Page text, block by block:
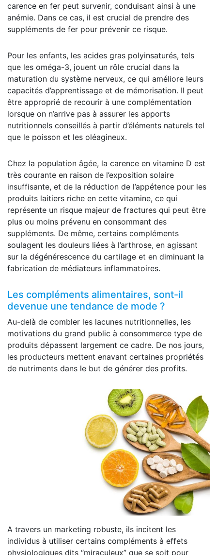
carence en fer peut survenir, conduisant ainsi à une
anémie. Dans ce cas, il est crucial de prendre des
suppléments de fer pour prévenir ce risque.
Pour les enfants, les acides gras polyinsaturés, tels
que les oméga-3, jouent un rôle crucial dans la
maturation du système nerveux, ce qui améliore leurs
capacités d’apprentissage et de mémorisation. Il peut
être approprié de recourir à une complémentation
lorsque on n’arrive pas à assurer les apports
nutritionnels conseillés à partir d’éléments naturels tel
que le poisson et les oléagineux.
Chez la population âgée, la carence en vitamine D est
très courante en raison de l’exposition solaire
insuffisante, et de la réduction de l’appétence pour les
produits laitiers riche en cette vitamine, ce qui
représente un risque majeur de fractures qui peut être
plus ou moins prévenu en consommant des
suppléments. De même, certains compléments
soulagent les douleurs liées à l’arthrose, en agissant
sur la dégénérescence du cartilage et en diminuant la
fabrication de médiateurs inflammatoires.
Les compléments alimentaires, sont-il
devenue une tendance de mode ?
Au-delà de combler les lacunes nutritionnelles, les
motivations du grand public à consommerce type de
produits dépassent largement ce cadre. De nos jours,
les producteurs mettent enavant certaines propriétés
de nutriments dans le but de générer des profits.
A travers un marketing robuste, ils incitent les
individus à utiliser certains compléments à effets
physiologiques dits “miraculeux” que se soit pour